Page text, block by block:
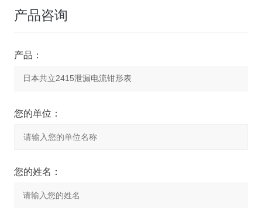
产品咨询
产品：
您的单位：
您的姓名：